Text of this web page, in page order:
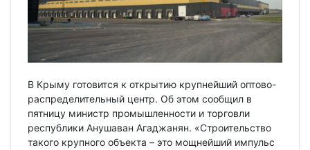
В Крыму готовится к открытию крупнейший оптово-
распределительный центр. Об этом сообщил в
пятницу министр промышленности и торговли
республики Анушаван Агаджанян. «Строительство
такого крупного объекта – это мощнейший импульс